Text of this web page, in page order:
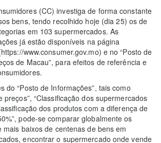
(CC) investiga de forma constante
bens, tendo recolhido hoje (dia 25) os de
em 103 supermercados. As
já estão disponíveis na página
www.consumer.gov.mo) e no “Posto de
de Macau”, para efeitos de referência e
do “Posto de Informações”, tais como
preços”, “Classificação dos supermercados
dos produtos com a diferença de
pode-se comparar globalmente os
mais baixos de centenas de bens em
encontrar o supermercado onde vende